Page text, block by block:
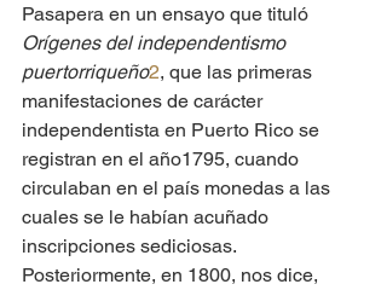
Pasapera en un ensayo que tituló
Orígenes del independentismo
puertorriqueño2, que las primeras
manifestaciones de carácter
independentista en Puerto Rico se
registran en el año1795, cuando
circulaban en el país monedas a las
cuales se le habían acuñado
inscripciones sediciosas.
Posteriormente, en 1800, nos dice,